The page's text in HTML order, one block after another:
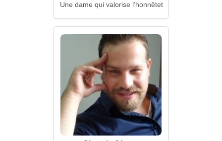
Une dame qui valorise l’honnêteté et la confiance